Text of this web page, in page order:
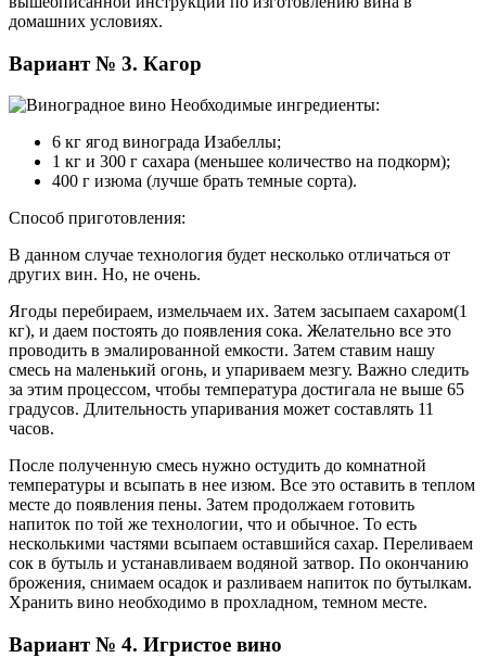
домашних условиях.
Вариант № 3. Кагор
Необходимые ингредиенты:
6 кг ягод винограда Изабеллы;
1 кг и 300 г сахара (меньшее количество на подкорм);
400 г изюма (лучше брать темные сорта).
Способ приготовления:
В данном случае технология будет несколько отличаться от
других вин. Но, не очень.
Ягоды перебираем, измельчаем их. Затем засыпаем сахаром(1
кг), и даем постоять до появления сока. Желательно все это
проводить в эмалированной емкости. Затем ставим нашу
смесь на маленький огонь, и упариваем мезгу. Важно следить
за этим процессом, чтобы температура достигала не выше 65
градусов. Длительность упаривания может составлять 11
часов.
После полученную смесь нужно остудить до комнатной
температуры и всыпать в нее изюм. Все это оставить в теплом
месте до появления пены. Затем продолжаем готовить
напиток по той же технологии, что и обычное. То есть
несколькими частями всыпаем оставшийся сахар. Переливаем
сок в бутыль и устанавливаем водяной затвор. По окончанию
брожения, снимаем осадок и разливаем напиток по бутылкам.
Хранить вино необходимо в прохладном, темном месте.
Вариант № 4. Игристое вино